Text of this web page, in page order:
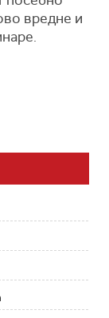
вредне и